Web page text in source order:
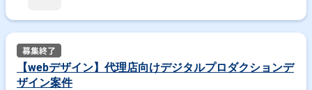
【webデザイン】代理店向けデジタルプロダクションデ
ザイン案件